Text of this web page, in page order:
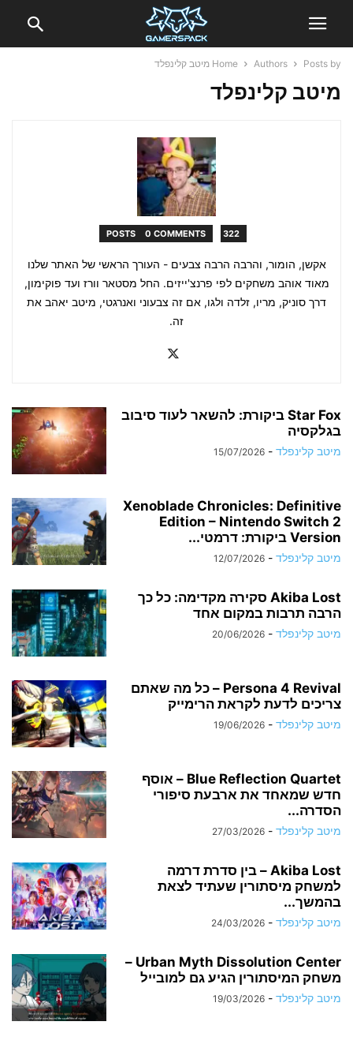
Home Authors Posts by מיטב קלינפלד
מיטב קלינפלד
322 POSTS
0 COMMENTS
אקשן, הומור, והרבה הרבה צבעים - העורך הראשי של האתר שלנו
מאוד אוהב משחקים לפי פרנצ'ייזים. החל מסטאר וורז ועד פוקימון,
דרך סוניק, מריו, זלדה ולגו, אם זה צבעוני ואנרגטי, מיטב יאהב את
זה.
Star Fox ביקורת: להשאר לעוד סיבוב
בגלקסיה
מיטב קלינפלד -
15/07/2026
Xenoblade Chronicles: Definitive
Edition – Nintendo Switch 2
Version ביקורת: דרמטי...
מיטב קלינפלד -
12/07/2026
Akiba Lost סקירה מקדימה: כל כך
הרבה תרבות במקום אחד
מיטב קלינפלד -
20/06/2026
Persona 4 Revival – כל מה שאתם
צריכים לדעת לקראת הרימייק
מיטב קלינפלד -
19/06/2026
Blue Reflection Quartet – אוסף
חדש שמאחד את ארבעת סיפורי
הסדרה...
מיטב קלינפלד -
27/03/2026
Akiba Lost – בין סדרת דרמה
למשחק מיסתורין שעתיד לצאת
בהמשך...
מיטב קלינפלד -
24/03/2026
Urban Myth Dissolution Center –
משחק המיסתורין הגיע גם למובייל
מיטב קלינפלד -
19/03/2026